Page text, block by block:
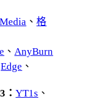
、格
、 AnyBurn
Edge 、
：YT1s 、